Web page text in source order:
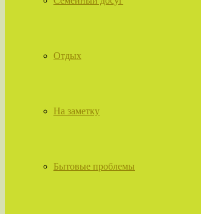
Отдых
На заметку
Бытовые проблемы